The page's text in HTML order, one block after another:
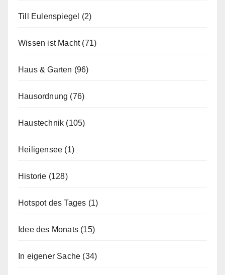
Till Eulenspiegel (2)
Wissen ist Macht(71)
Haus & Garten (96)
Hausordnung (76)
Haustechnik (105)
Heiligensee (1)
Historie (128)
Hotspot des Tages (1)
Idee des Monats (15)
In eigener Sache (34)